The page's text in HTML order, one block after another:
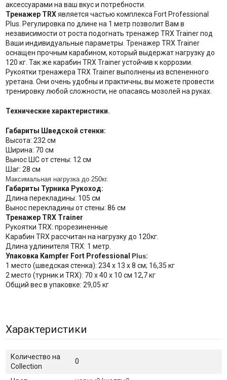
аксессуарами на ваш вкус и потребности.
Тренажер TRXявляется частью комплекса Fort Professional
Plus. Регулировка по длине на 1 метр позволит Вам в
независимости от роста подогнать тренажер TRX Trainer под
Ваши индивидуальные параметры. Тренажер TRX Trainer
оснащен прочным карабином, который выдержат нагрузку до
120 кг. Так же карабин TRX Trainer устойчив к коррозии.
Рукоятки тренажера TRX Trainer выполнены из вспененного
уретана. Они очень удобны и практичны, вы можете провести
тренировку любой сложности, не опасаясь мозолей на руках.
Технические характеристики.
Габариты Шведской стенки:
Высота: 232 см
Ширина: 70 см
Вынос ШС от стены: 12 см
Шаг: 28 см
Максимальная нагрузка до 250кг.
Габариты Турника Рукоход:
Длина перекладины: 105 см
Вынос перекладины от стены: 86 см
Тренажер TRX Trainer
Рукоятки TRX: прорезиненные
Карабин TRX рассчитан на нагрузку до 120кг.
Длина удлинителя TRX: 1 метр.
Упаковка Kampfer Fort Professional
Plus:
1 место (шведская стенка): 234 х 13 х 8 см; 16,35 кг
2 место (турник и TRX): 70 x 40 x 10 см 12,7 кг
Общий вес в упаковке: 29,05 кг
Характеристики
Количество на
Collection
0